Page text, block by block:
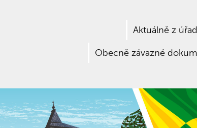
Aktuálně z
Obecně závazné